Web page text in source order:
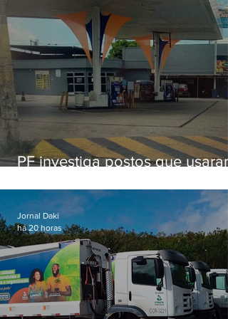
PF investiga postos que usaram
secretário morto em 2020
Jornal Daki
há 20 horas